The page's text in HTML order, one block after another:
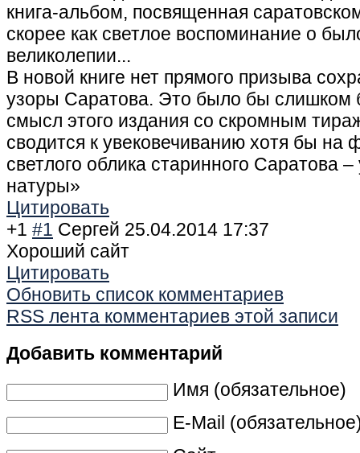
книга-альбом, посвященная
скорее как светлое воспоминание о
великолепии...
В новой книге нет прямого призыва
узоры Саратова. Это было бы слишком
смысл этого издания со скромным
сводится к увековечиванию хотя бы на
светлого облика старинного Саратова
натуры»
Цитировать
+1 #1 Сергей 25.04.2014 17:37
Хороший сайт
Цитировать
Обновить список комментариев
RSS лента комментариев этой записи
Добавить комментарий
Имя (обязательное)
E-Mail